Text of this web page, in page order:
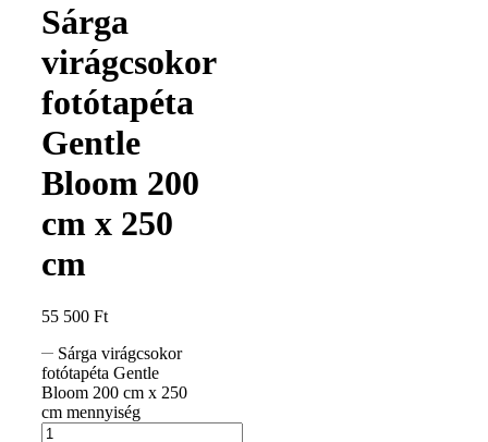
Sárga
virágcsokor
fotótapéta
Gentle
Bloom 200
cm x 250
cm
55 500 Ft
Sárga virágcsokor
fotótapéta Gentle
Bloom 200 cm x 250
cm mennyiség